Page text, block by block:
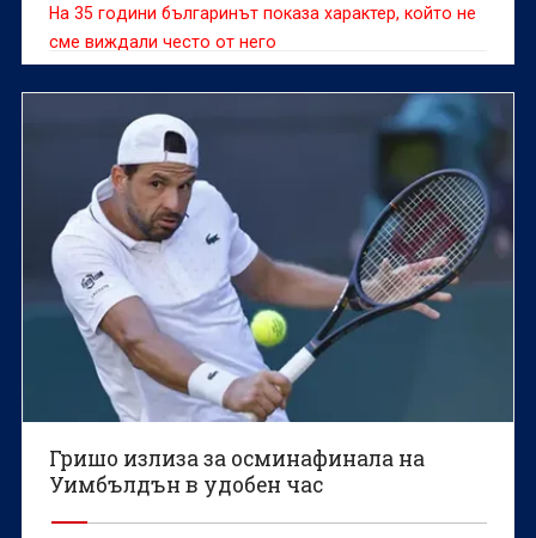
На 35 години българинът показа характер, който не
сме виждали често от него
Гришо излиза за осминафинала на
Уимбълдън в удобен час